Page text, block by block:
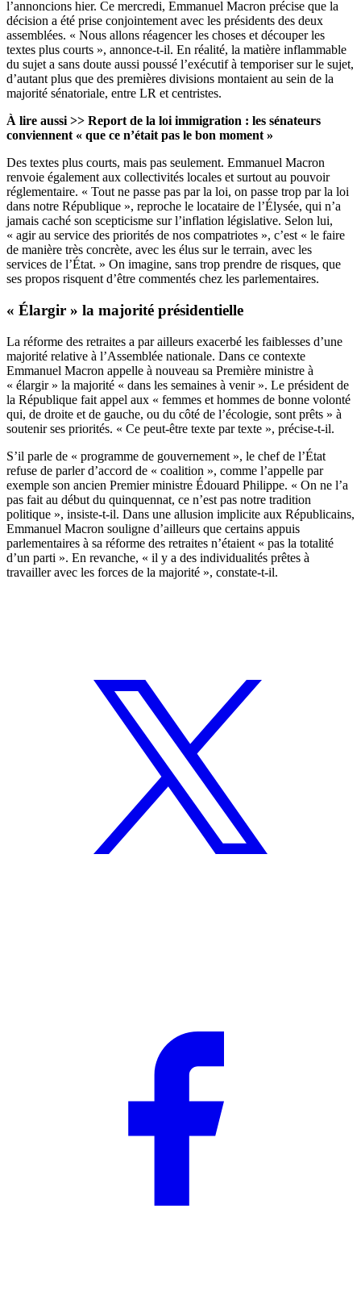
l’annoncions hier. Ce mercredi, Emmanuel Macron précise que la
décision a été prise conjointement avec les présidents des deux
assemblées. « Nous allons réagencer les choses et découper les
textes plus courts », annonce-t-il. En réalité, la matière inflammable
du sujet a sans doute aussi poussé l’exécutif à temporiser sur le sujet,
d’autant plus que des premières divisions montaient au sein de la
majorité sénatoriale, entre LR et centristes.
À lire aussi >> Report de la loi immigration : les sénateurs
conviennent « que ce n’était pas le bon moment »
Des textes plus courts, mais pas seulement. Emmanuel Macron
renvoie également aux collectivités locales et surtout au pouvoir
réglementaire. « Tout ne passe pas par la loi, on passe trop par la loi
dans notre République », reproche le locataire de l’Élysée, qui n’a
jamais caché son scepticisme sur l’inflation législative. Selon lui,
« agir au service des priorités de nos compatriotes », c’est « le faire
de manière très concrète, avec les élus sur le terrain, avec les
services de l’État. » On imagine, sans trop prendre de risques, que
ses propos risquent d’être commentés chez les parlementaires.
« Élargir » la majorité présidentielle
La réforme des retraites a par ailleurs exacerbé les faiblesses d’une
majorité relative à l’Assemblée nationale. Dans ce contexte
Emmanuel Macron appelle à nouveau sa Première ministre à
« élargir » la majorité « dans les semaines à venir ». Le président de
la République fait appel aux « femmes et hommes de bonne volonté
qui, de droite et de gauche, ou du côté de l’écologie, sont prêts » à
soutenir ses priorités. « Ce peut-être texte par texte », précise-t-il.
S’il parle de « programme de gouvernement », le chef de l’État
refuse de parler d’accord de « coalition », comme l’appelle par
exemple son ancien Premier ministre Édouard Philippe. « On ne l’a
pas fait au début du quinquennat, ce n’est pas notre tradition
politique », insiste-t-il. Dans une allusion implicite aux Républicains,
Emmanuel Macron souligne d’ailleurs que certains appuis
parlementaires à sa réforme des retraites n’étaient « pas la totalité
d’un parti ». En revanche, « il y a des individualités prêtes à
travailler avec les forces de la majorité », constate-t-il.